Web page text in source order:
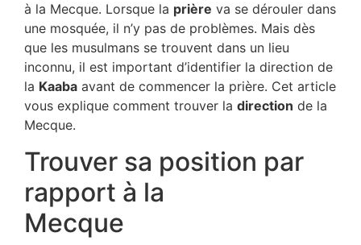
à la Mecque. Lorsque la prière va se dérouler dans
une mosquée, il n’y pas de problèmes. Mais dès
que les musulmans se trouvent dans un lieu
inconnu, il est important d’identifier la direction de
la Kaaba avant de commencer la prière. Cet article
vous explique comment trouver la direction de la
Mecque.
Trouver sa position par
rapport à la
Mecque